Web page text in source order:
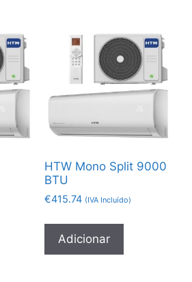
HTW Mono Split 9000
BTU
€415.74 (IVA Incluído)
Adicionar